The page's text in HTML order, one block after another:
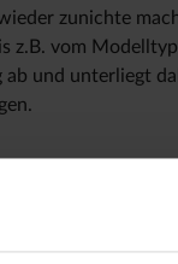
zunichte
z.B. vom
ab und unterliegt